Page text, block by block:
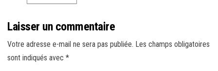
Laisser un commentaire
Votre adresse e-mail ne sera pas publiée. Les champs obligatoires
sont indiqués avec *